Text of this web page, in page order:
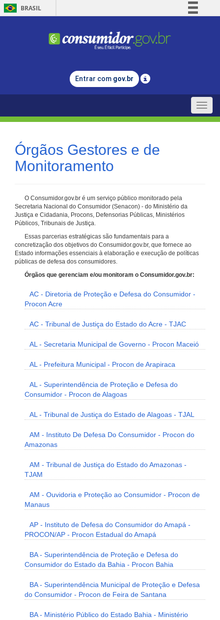
BRASIL
Comunica BR
Legislação
Entrar com gov.br
Toggle
Órgãos Gestores e de
Monitoramento
O Consumidor.gov.br é um serviço público monitorado pela
Secretaria Nacional do Consumidor (Senacon) - do Ministério da
Justiça e Cidadania, Procons, Defensorias Públicas, Ministérios
Públicos, Tribunais de Justiça.
Essas parcerias estratégicas são fundamentais para a
concretização dos objetivos do Consumidor.gov.br, que fornece ao
Estado informações essenciais à elaboração e execução de políticas
públicas de defesa dos consumidores.
Órgãos que gerenciam e/ou monitoram o Consumidor.gov.br:
AC - Diretoria de Proteção e Defesa do Consumidor -
Procon Acre
AC - Tribunal de Justiça do Estado do Acre - TJAC
AL - Secretaria Municipal de Governo - Procon Maceió
AL - Prefeitura Municipal - Procon de Arapiraca
AL - Superintendência de Proteção e Defesa do
Consumidor - Procon de Alagoas
AL - Tribunal de Justiça do Estado de Alagoas - TJAL
AM - Instituto De Defesa Do Consumidor - Procon do
Amazonas
AM - Tribunal de Justiça do Estado do Amazonas -
TJAM
AM - Ouvidoria e Proteção ao Consumidor - Procon de
Manaus
AP - Instituto de Defesa do Consumidor do Amapá -
PROCON/AP - Procon Estadual do Amapá
BA - Superintendência de Proteção e Defesa do
Consumidor do Estado da Bahia - Procon Bahia
BA - Superintendência Municipal de Proteção e Defesa
do Consumidor - Procon de Feira de Santana
BA - Ministério Público do Estado Bahia - Ministério